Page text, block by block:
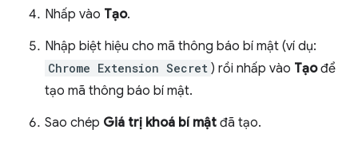
Nhấp vào Tạo.
Nhập biệt hiệu cho mã thông báo bí mật (ví dụ:
Chrome Extension Secret ) rồi nhấp vào Tạođể
tạo mã thông báo bí mật.
Sao chép Giá trị khoá bí mật đã tạo.